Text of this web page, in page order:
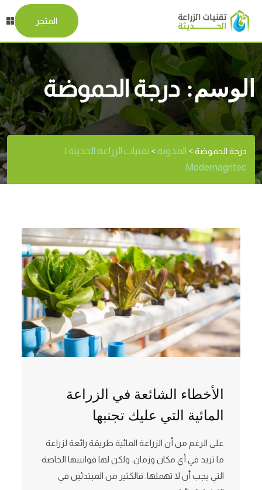
المتجر
الوسم:درجة الحموضة
درجة الحموضة> المدونة> تقنيات الزراعة الحديثة |
Modernagritec
الأخطاء الشائعة في الزراعة
المائية التي عليك تجنبها
على الرغم من أن الزراعة المائية طريقة رائعة لزراعة
ما تريد في أي مكان وزمان. ولكن لها قوانينها الخاصة
التي يجب أن لا تهملها. فالكثير من المبتدئين في